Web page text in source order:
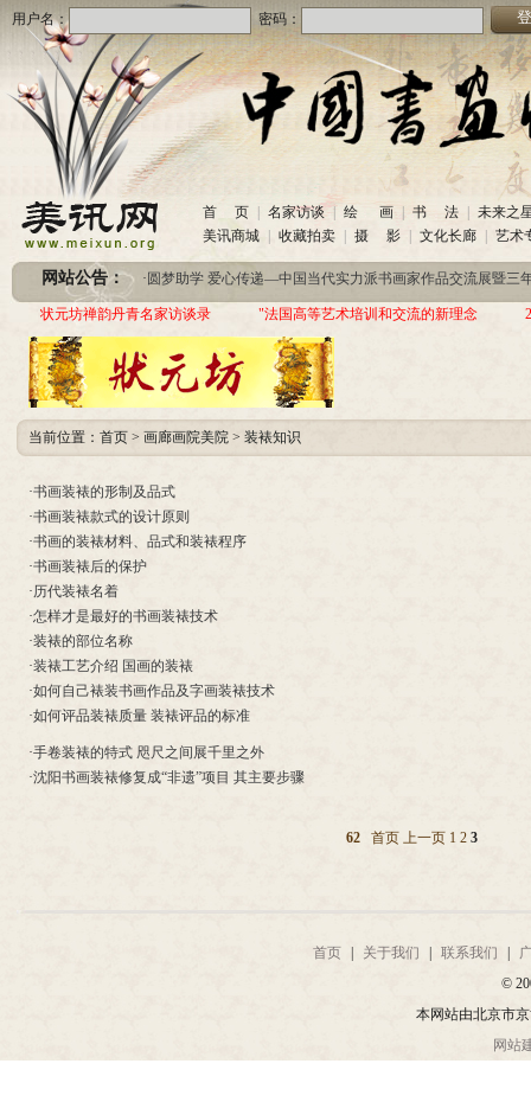
用户名： 密码：
首 页 名家访谈 绘 画 书 法
未来之
美讯商城
收藏拍卖 摄 影 文化长廊 艺术
网站公告：
·美讯网诚招合作伙伴(2020-10-26)
·中国书画收藏频道服务咨询热线 (2020-06-26)
圆梦助学 爱心传递—中国当代实力派书画家作品交流展暨三年帮助100位贫困儿童行动
·中国书画收藏频道服务咨询热线(2020-06-26)
·圆梦助学 爱心传递—中国当代实力派书画家作品交流展暨三年帮助100位贫困儿童行动
状元坊禅韵丹青名家访谈录 "法国高等艺术培训和交流的新理念
当前位置： 首页 > 画廊画院美院 > 装裱知识
·书画装裱的形制及品式
·书画装裱款式的设计原则
·书画的装裱材料、品式和装裱程序
·书画装裱后的保护
·历代装裱名着
·怎样才是最好的书画装裱技术
·装裱的部位名称
·装裱工艺介绍 国画的装裱
·如何自己裱装书画作品及字画装裱技术
·如何评品装裱质量 装裱评品的标准
·手卷装裱的特式 咫尺之间展千里之外
·沈阳书画装裱修复成“非遗”项目 其主要步骤
62 首页 上一页 1 2 3
首页 关于我们 联系我们
©
本网站由北京市
网站